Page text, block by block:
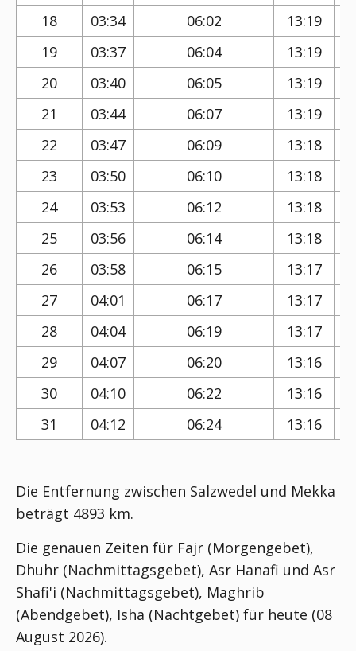
18 03:34 06:02 13:19
19
03:37 06:04 13:19
20
03:40 06:05 13:19
21
03:44 06:07 13:19
22
03:47 06:09 13:18
23
03:50 06:10 13:18
24
03:53 06:12 13:18
25
03:56 06:14 13:18
26
03:58 06:15 13:17
27
04:01 06:17 13:17
28
04:04 06:19 13:17
29
04:07 06:20 13:16
30
04:10 06:22 13:16
31
04:12 06:24 13:16
Die Entfernung zwischen Salzwedel und Mekka
beträgt 4893 km.
Die genauen Zeiten für Fajr (Morgengebet),
Dhuhr (Nachmittagsgebet), Asr Hanafi und Asr
Shafi'i (Nachmittagsgebet), Maghrib
(Abendgebet), Isha (Nachtgebet) für heute (08
August 2026).